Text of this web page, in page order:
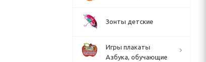
Зонты детские
Игры плакаты
Азбука, обучающие